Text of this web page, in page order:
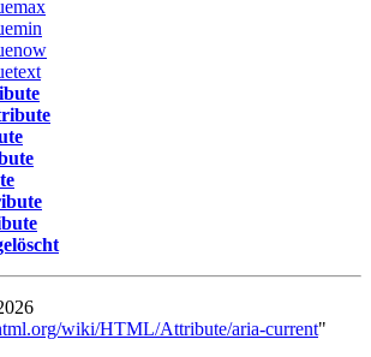
wiki/HTML/Attribute/aria-current"